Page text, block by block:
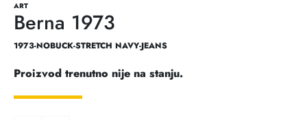
ART
Berna 1973
1973-NOBUCK-STRETCH NAVY-JEANS
Proizvod trenutno nije na stanju.